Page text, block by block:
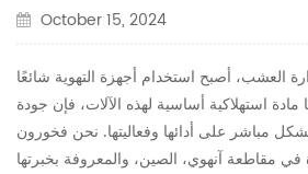
October 15, 2024
العشب، أصبح استخدام أجهزة التهوية شائعًا
مادة استهلاكية أساسية لهذه الآلات، فإن جودة
مباشر على أدائها وفعاليتها. نحن فخورون
مقاطعة آنهوي، الصين، والمعروفة بخبرتها